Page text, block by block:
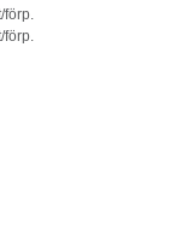
förp.
förp.